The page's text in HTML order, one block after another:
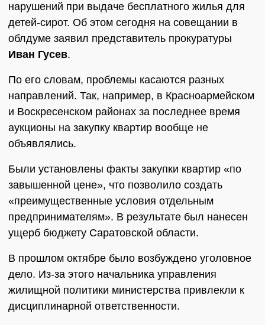
нарушений при выдаче бесплатного жилья для
детей-сирот. Об этом сегодня на совещании в
облдуме заявил представитель прокуратуры
Иван Гусев.
По его словам, проблемы касаются разных
направлений. Так, например, в Красноармейском
и Воскресенском районах за последнее время
аукционы на закупку квартир вообще не
объявлялись.
Были установлены факты закупки квартир «по
завышенной цене», что позволило создать
«преимущественные условия отдельным
предпринимателям». В результате был нанесен
ущерб бюджету Саратовской области.
В прошлом октябре было возбуждено уголовное
дело. Из-за этого начальника управления
жилищной политики министерства привлекли к
дисциплинарной ответственности.